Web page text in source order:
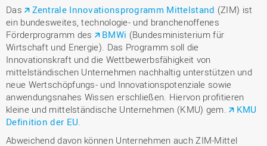
Das Zentrale Innovationsprogramm Mittelstand (ZIM) ist
ein bundesweites, technologie- und branchenoffenes
Förderprogramm des
BMWi (Bundesministerium für
Wirtschaft und Energie). Das Programm soll die
Innovationskraft und die Wettbewerbsfähigkeit von
mittelständischen Unternehmen nachhaltig unterstützen und
neue Wertschöpfungs- und Innovationspotenziale sowie
anwendungsnahes Wissen erschließen. Hiervon profitieren
kleine und mittelständische Unternehmen (KMU) gem.
KMU
Definition der EU.
Abweichend davon können Unternehmen auch ZIM-Mittel